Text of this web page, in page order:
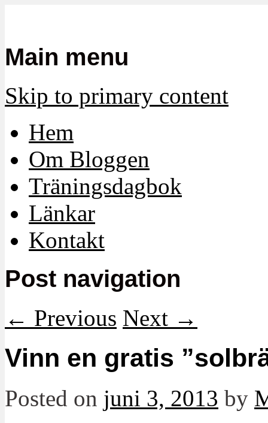
Main menu
Skip to primary content
Hem
Om Bloggen
Träningsdagbok
Länkar
Kontakt
Post navigation
← Previous Next →
Vinn en gratis
Posted on juni 3, 2013 by